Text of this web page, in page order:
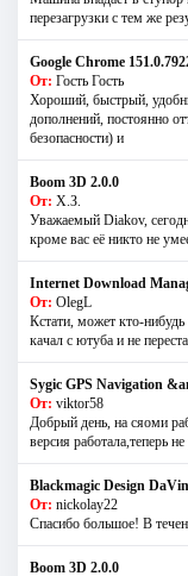
перезагрузки с тем же
Google Chrome
От: Гость Гость
Хороший, быстрый,
дополнений, постоянно
безопасности) и
Boom 3D 2.0.0
От: Х.З.
Уважаемый Diakov,
кроме вас её никто не
Internet Download
От: OlegL
Кстати, может кто-
качал с ютуба и не
Sygic GPS Navigation
От: viktor58
Добрый день, на сяоми
версия работала,теперь
Blackmagic Design
От: nickolay22
Спасибо большое! В
Boom 3D 2.0.0